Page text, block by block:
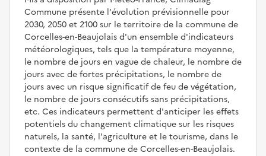
Commune présente l'évolution prévisionnelle pour
2030, 2050 et 2100 sur le territoire de la commune de
Corcelles-en-Beaujolais d'un ensemble d'indicateurs
météorologiques, tels que la température moyenne,
le nombre de jours en vague de chaleur, le nombre de
jours avec de fortes précipitations, le nombre de
jours avec un risque significatif de feu de végétation,
le nombre de jours consécutifs sans précipitations,
etc. Ces indicateurs permettent d'anticiper les effets
potentiels du changement climatique sur les risques
naturels, la santé, l'agriculture et le tourisme, dans le
contexte de la commune de Corcelles-en-Beaujolais.